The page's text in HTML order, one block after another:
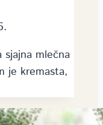
mlečna
je kremasta,